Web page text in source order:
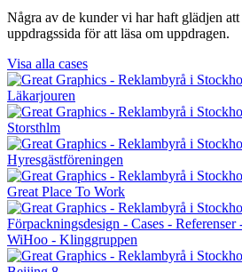
Några av de kunder vi har haft glädjen
uppdragssida för att läsa om uppdragen.
Visa alla cases